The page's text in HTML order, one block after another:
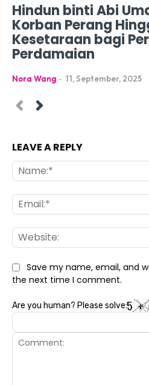
Hindun binti Abi
Korban Perang
Kesetaraan bagi
Perdamaian
Nora Wang - 11, September, 2025
LEAVE A REPLY
Save my name, email, and
the next time I comment.
Are you human? Please solve: